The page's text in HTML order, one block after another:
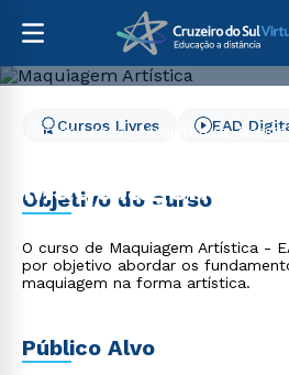
Cursos Livres
Arquitetura,
Maquiagem
Cursos Livres EAD
Objetivo do curso
O curso de Maquiagem Artística -
por objetivo abordar os
maquiagem na forma artística.
Público Alvo